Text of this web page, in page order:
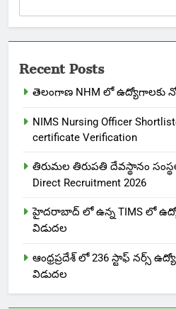
Recent Posts
తెలంగాణ NHM లో ఉద్యోగాలకు
NIMS Nursing Officer
certificate Verification
తిరుమల తిరుపతి దేవస్థానం
Direct Recruitment 2026
హైదరాబాద్ లో ఉన్న TIMS లో
విడుదల
ఆంధ్రప్రదేశ్ లో 236 స్టాఫ్ నర్స్
విడుదల